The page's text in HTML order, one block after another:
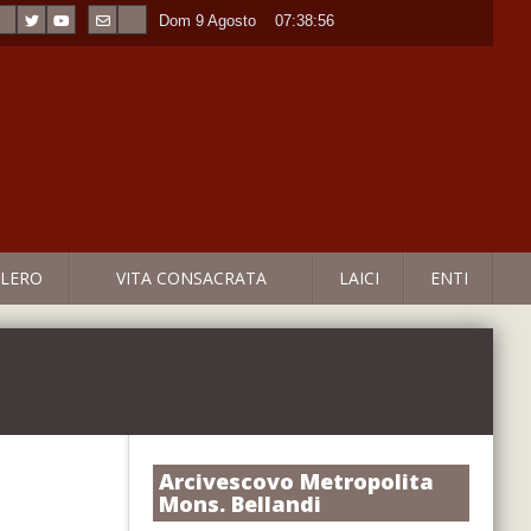
Dom 9 Agosto ----07:38:57
VITA CONSACRATA LAICI ENTI
Arcivescovo Metropolita
Mons. Bellandi